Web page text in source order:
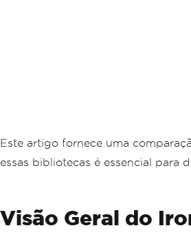
Este artigo fornece uma
essas bibliotecas é essencial para
Visão Geral do